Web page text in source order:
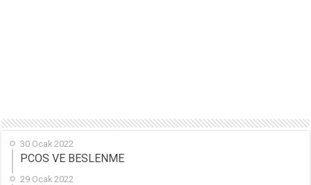
30 Ocak 2022
PCOS VE BESLENME
29 Ocak 2022